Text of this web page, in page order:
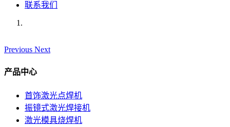
联系我们
Previous Next
产品中心
首饰激光点焊机
振镜式激光焊接机
激光模具烧焊机